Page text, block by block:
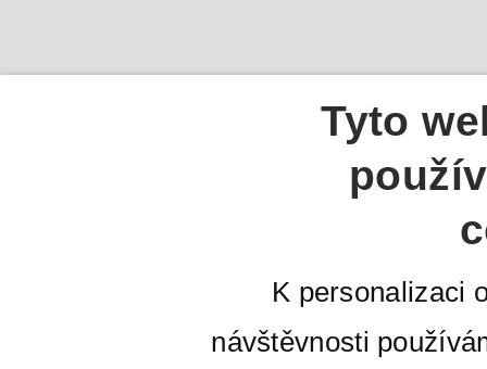
Tyto
K personalizaci
návštěvnosti